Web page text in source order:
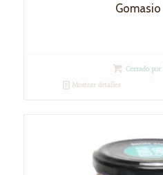
Cerrado
Mostrar detalles